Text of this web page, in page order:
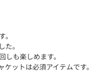
。
も楽しめます。
ットは必須アイテムです。